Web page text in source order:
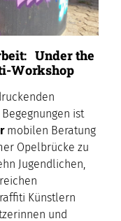
Under the
Workshop
ist
mobilen Beratung
Opelbrücke zu
Jugendlichen,
Künstlern
und